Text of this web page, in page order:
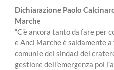
Dichiarazione Paolo
Marche
“C’è ancora tanto da fare per
e Anci Marche è saldamente a
comuni e dei sindaci del
gestione dell’emergenza poi